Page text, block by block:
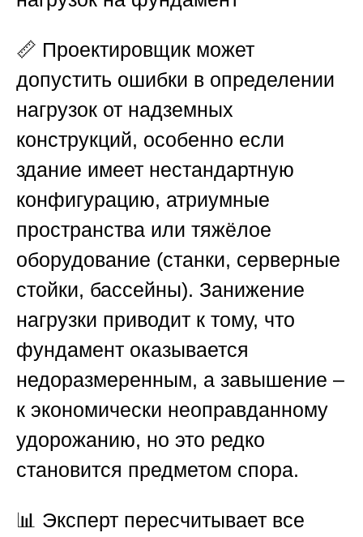
📏 Проектировщик может
допустить ошибки в определении
нагрузок от надземных
конструкций, особенно если
здание имеет нестандартную
конфигурацию, атриумные
пространства или тяжёлое
оборудование (станки, серверные
стойки, бассейны). Занижение
нагрузки приводит к тому, что
фундамент оказывается
недоразмеренным, а завышение –
к экономически неоправданному
удорожанию, но это редко
становится предметом спора.
📊 Эксперт пересчитывает все